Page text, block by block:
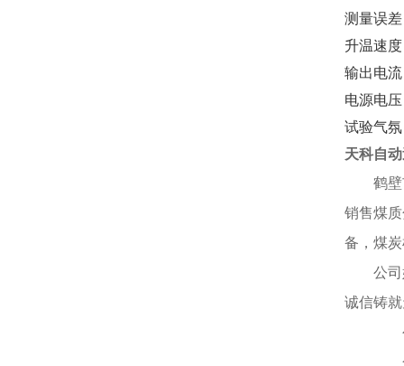
测量误
升温速
输出电
电源电
试验气
天科自
鹤
销售煤
备，煤
公
诚信铸
公
企